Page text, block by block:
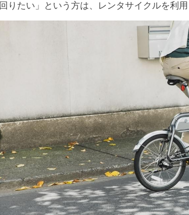
回りたい」という方は、レンタサイクルを利